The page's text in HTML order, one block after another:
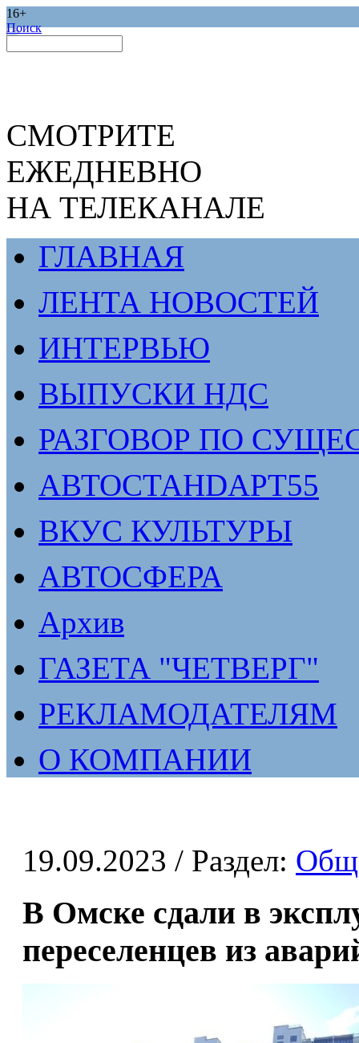
16+
Поиск
СМОТРИТЕ
ЕЖЕДНЕВНО
НА ТЕЛЕКАНАЛЕ
ГЛАВНАЯ
ЛЕНТА НОВОСТЕЙ
ИНТЕРВЬЮ
ВЫПУСКИ НДС
РАЗГОВОР ПО
АВТОСТАНDАРТ55
ВКУС КУЛЬТУРЫ
АВТОСФЕРА
Архив
ГАЗЕТА "ЧЕТВЕРГ"
РЕКЛАМОДАТЕЛЯМ
О КОМПАНИИ
19.09.2023 / Раздел:
В Омске сдали в
переселенцев из